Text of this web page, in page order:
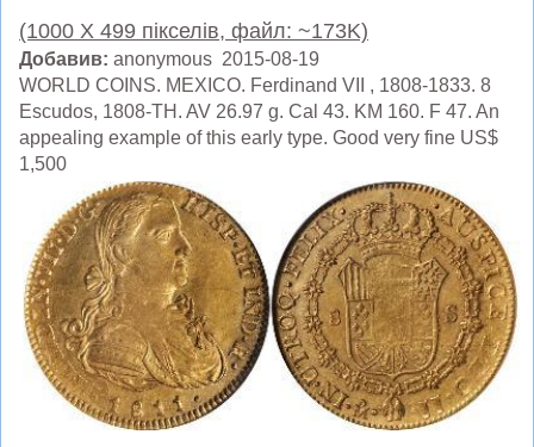
(1000 X 499 пікселів, файл: ~173K)
Добавив: anonymous 2015-08-19
WORLD COINS. MEXICO. Ferdinand VII , 1808-1833. 8
Escudos, 1808-TH. AV 26.97 g. Cal 43. KM 160. F 47. An
appealing example of this early type. Good very fine US$
1,500